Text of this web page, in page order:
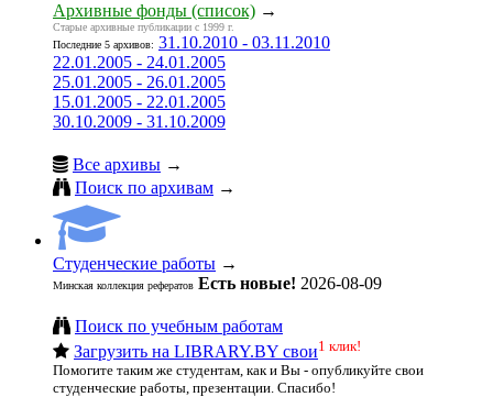
Архивные фонды (список) →
Старые архивные публикации с 1999 г.
Последние 5 архивов: 31.10.2010 - 03.11.2010
22.01.2005 - 24.01.2005
25.01.2005 - 26.01.2005
15.01.2005 - 22.01.2005
30.10.2009 - 31.10.2009
Все архивы →
Поиск по архивам →
Студенческие работы →
Минская коллекция рефератов Есть новые! 2026-08-09
Поиск по учебным работам
Загрузить на LIBRARY.BY свои1 клик!
Помогите таким же студентам, как и Вы - опубликуйте свои
студенческие работы, презентации. Спасибо!